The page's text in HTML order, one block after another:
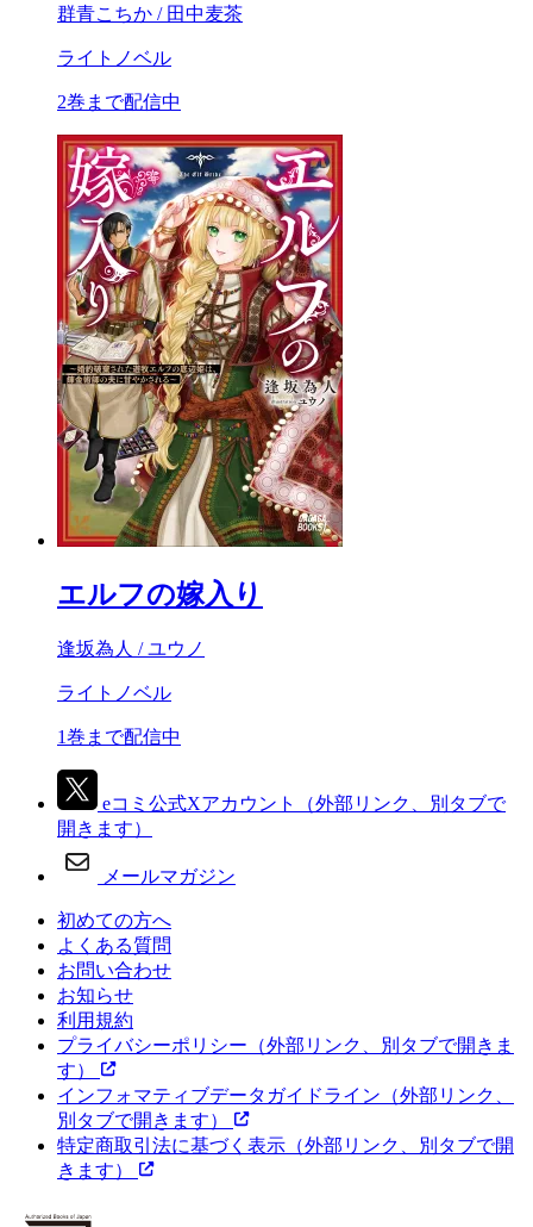
群青こちか / 田中麦茶
ライトノベル
2巻まで配信中
エルフの嫁入り
逢坂為人 / ユウノ
ライトノベル
1巻まで配信中
eコミ公式Xアカウント
（外部リンク、別タブで
開きます）
メールマガジン
初めての方へ
よくある質問
お問い合わせ
お知らせ
利用規約
プライバシーポリシー （外部リンク、別タブで開きま
す）
インフォマティブデータガイドライン （外部リンク、
別タブで開きます）
特定商取引法に基づく表示 （外部リンク、別タブで開
きます）